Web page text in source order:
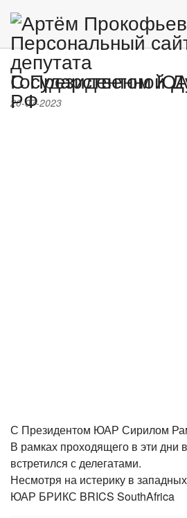
С Президентом
20-07-2023
С Президентом ЮАР Сирилом
В рамках проходящего в эти
встретился с делегатами.
Несмотря на истерику в
ЮАР БРИКС BRICS SouthAfrica